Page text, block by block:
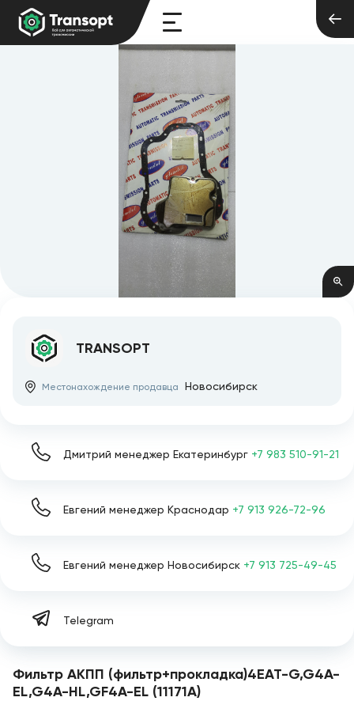
Фильтр АКПП (фильтр+прокладка)4EAT-G,G4A-
EL,G4A-HL,GF4A-EL (11171A)
Telegram
Евгений менеджер Новосибирск +7 913 725-49-45
Евгений менеджер Краснодар +7 913 926-72-96
Дмитрий менеджер Екатеринбург +7 983 510-91-21
TRANSOPT
Местонахождение продавца Новосибирск